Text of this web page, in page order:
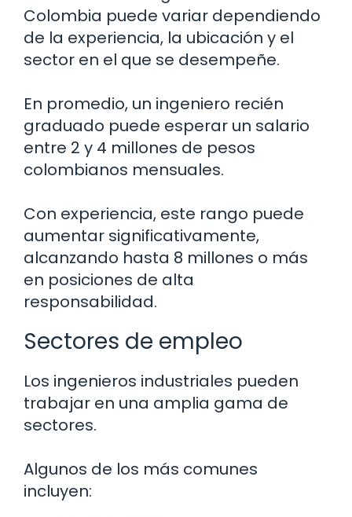
Colombia puede variar dependiendo
de la experiencia, la ubicación y el
sector en el que se desempeñe.
En promedio, un ingeniero recién
graduado puede esperar un salario
entre 2 y 4 millones de pesos
colombianos mensuales.
Con experiencia, este rango puede
aumentar significativamente,
alcanzando hasta 8 millones o más
en posiciones de alta
responsabilidad.
Sectores de empleo
Los ingenieros industriales pueden
trabajar en una amplia gama de
sectores.
Algunos de los más comunes
incluyen: